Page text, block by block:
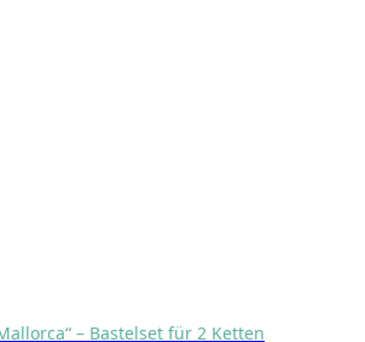
– Bastelset für 2 Ketten